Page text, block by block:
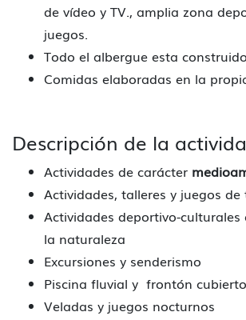
de vídeo y TV., amplia zona
juegos.
Todo el albergue esta
Comidas elaboradas en la
Descripción de la
Actividades de carácter
Actividades, talleres y juegos
Actividades deportivo-
la naturaleza
Excursiones y senderismo
Piscina fluvial y frontón cubierto
Veladas y juegos nocturnos